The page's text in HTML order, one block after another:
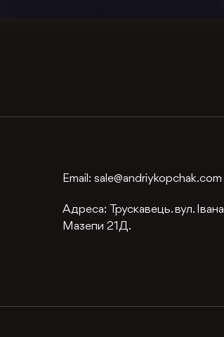
Email: sale@andriykopchak.com
Адреса:
Трускавець. вул. Івана
Мазепи 21Д.